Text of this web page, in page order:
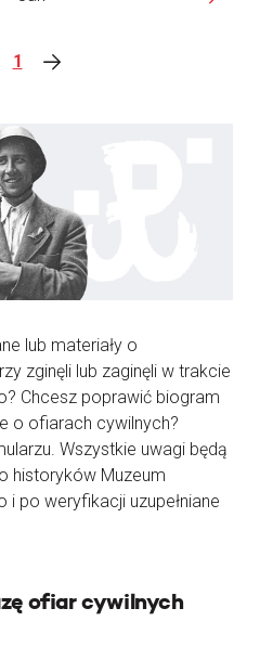
1
lub materiały o
zginęli lub zaginęli w trakcie
Chcesz poprawić biogram
o ofiarach cywilnych?
Wszystkie uwagi będą
historyków Muzeum
po weryfikacji uzupełniane
ofiar cywilnych